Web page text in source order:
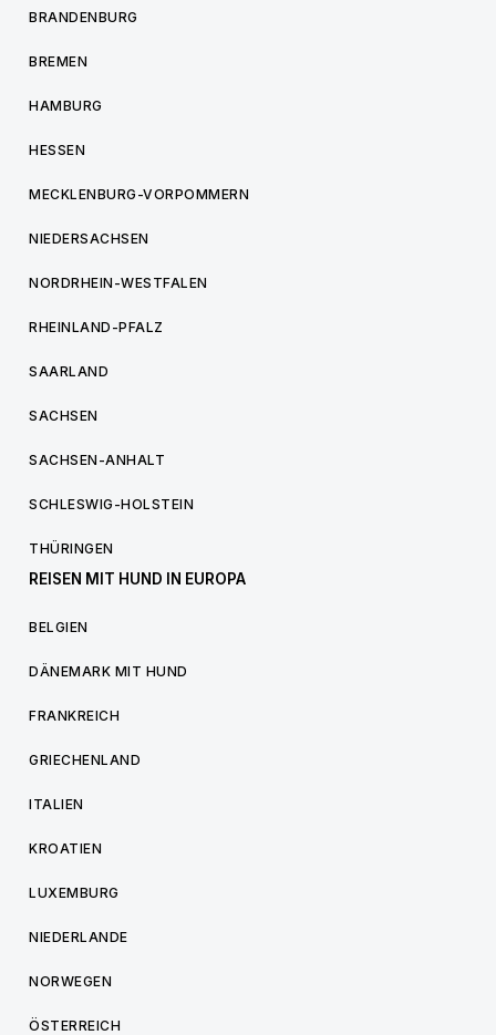
BRANDENBURG
BREMEN
HAMBURG
HESSEN
MECKLENBURG-VORPOMMERN
NIEDERSACHSEN
NORDRHEIN-WESTFALEN
RHEINLAND-PFALZ
SAARLAND
SACHSEN
SACHSEN-ANHALT
SCHLESWIG-HOLSTEIN
THÜRINGEN
REISEN MIT HUND IN EUROPA
BELGIEN
DÄNEMARK MIT HUND
FRANKREICH
GRIECHENLAND
ITALIEN
KROATIEN
LUXEMBURG
NIEDERLANDE
NORWEGEN
ÖSTERREICH